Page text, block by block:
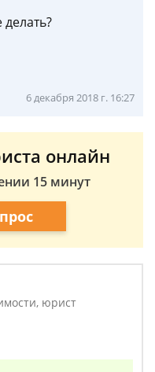
6 декабря 2018 г. 16:27
онлайн
15 минут
юрист